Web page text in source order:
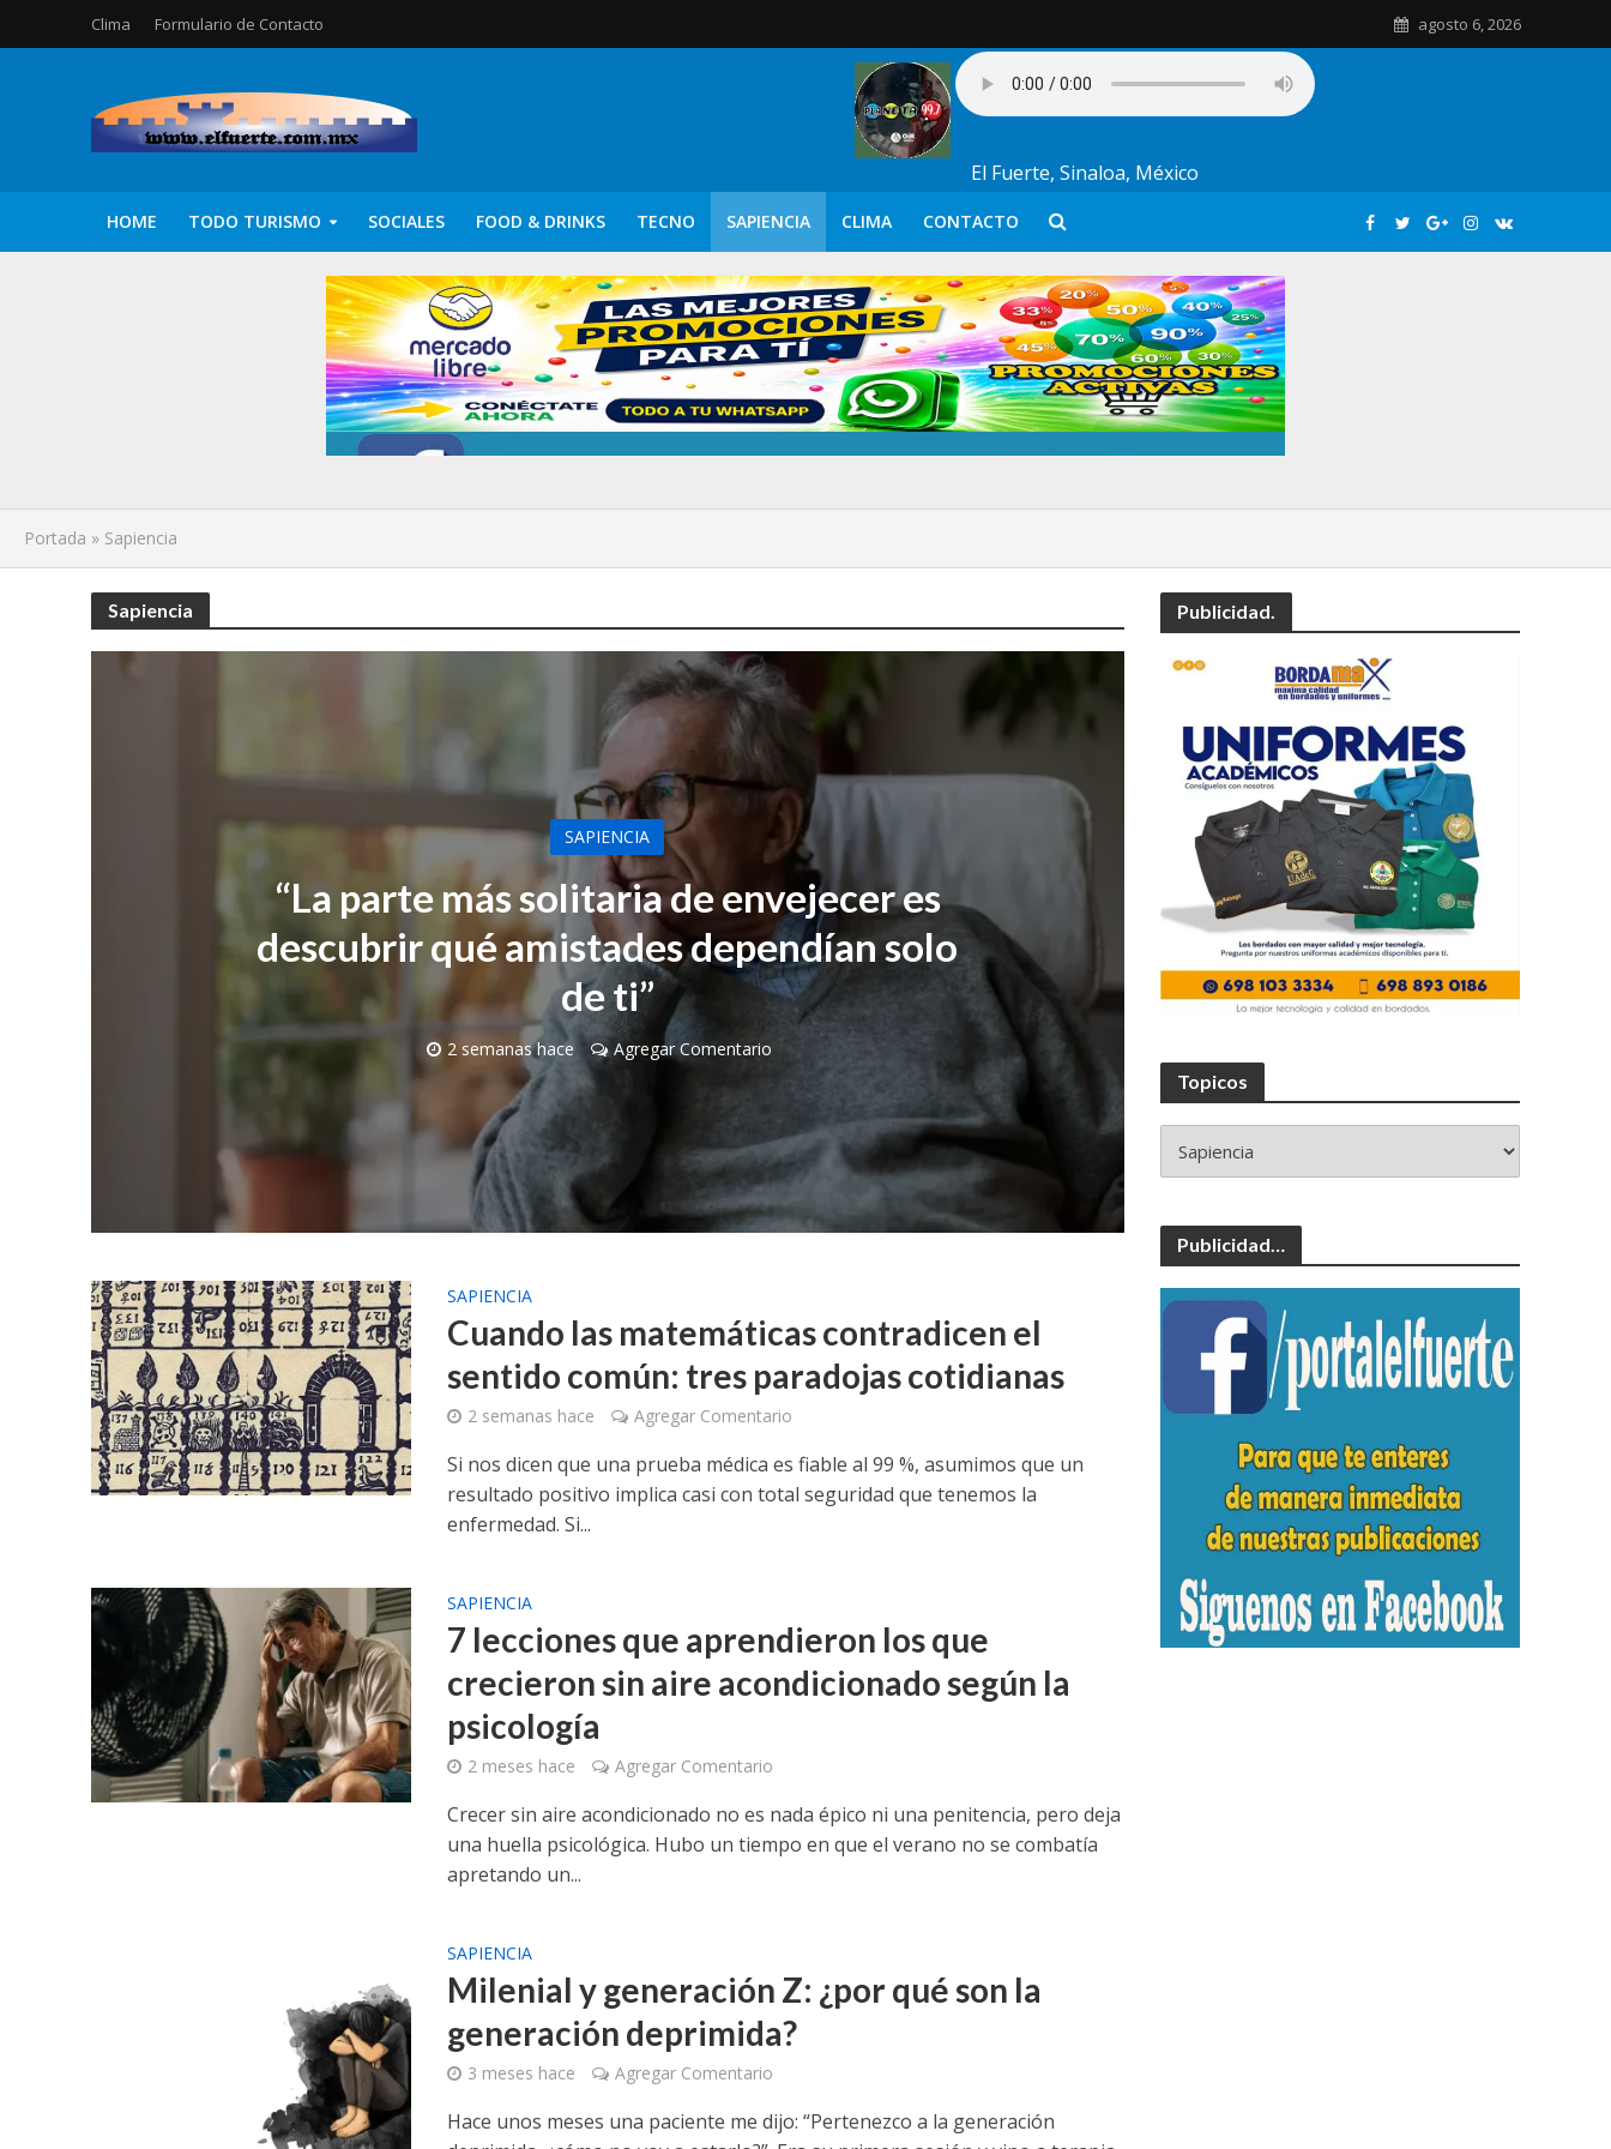
Clima Formulario de Contacto agosto 6, 2026
El Fuerte, Sinaloa, México
HOME TODO TURISMO SOCIALES FOOD & DRINKS TECNO SAPIENCIA CLIMA CONTACTO
Portada » Sapiencia
Sapiencia
SAPIENCIA
“La parte más solitaria de envejecer es
descubrir qué amistades dependían solo
de ti”
2 semanas hace Agregar Comentario
SAPIENCIA
Cuando las matemáticas contradicen el
sentido común: tres paradojas cotidianas
2 semanas hace Agregar Comentario
Si nos dicen que una prueba médica es fiable al 99 %, asumimos que un
resultado positivo implica casi con total seguridad que tenemos la
enfermedad. Si...
SAPIENCIA
7 lecciones que aprendieron los que
crecieron sin aire acondicionado según la
psicología
2 meses hace Agregar Comentario
Crecer sin aire acondicionado no es nada épico ni una penitencia, pero deja
una huella psicológica. Hubo un tiempo en que el verano no se combatía
apretando un...
SAPIENCIA
Milenial y generación Z: ¿por qué son la
generación deprimida?
3 meses hace Agregar Comentario
Hace unos meses una paciente me dijo: “Pertenezco a la generación
Publicidad.
Topicos
Publicidad…